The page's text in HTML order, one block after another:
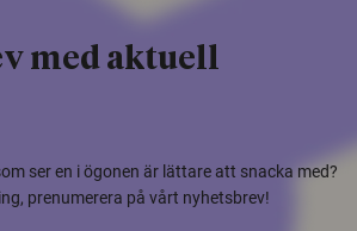
med aktuell
ser en i ögonen är lättare att snacka med?
prenumerera på vårt nyhetsbrev!